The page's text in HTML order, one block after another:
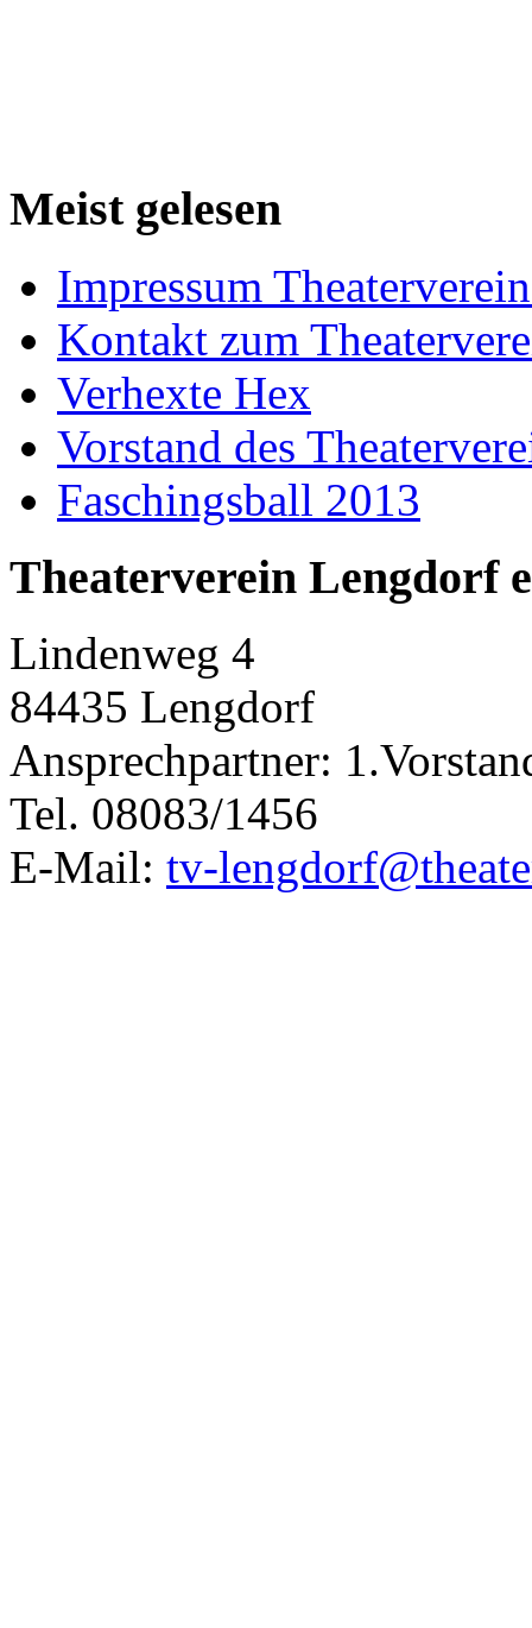
Meist gelesen
Impressum
Kontakt zum
Verhexte Hex
Vorstand des
Faschingsball 2013
Theaterverein Lengdorf
Lindenweg 4
84435 Lengdorf
Ansprechpartner:
Tel. 08083/1456
E-Mail: tv-